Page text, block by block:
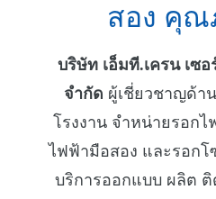
สอง คุณ
บริษัท เอ็มที.เครน เซ
จำกัด ผู้เชี่ยวชาญด้า
โรงงาน จำหน่ายรอก
ไฟฟ้ามือสอง และรอก
บริการออกแบบ ผลิต